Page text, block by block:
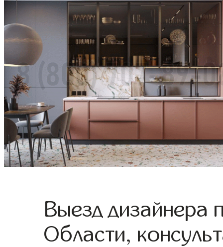
Выезд дизайнера
Области,